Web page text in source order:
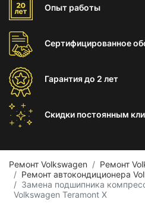
Опыт работы
Сертифицированное
Гарантиядо 2 лет
Скидки постоянным
Ремонт Volkswagen
Ремонт
Ремонт автокондиционера
Замена подшипника
Volkswagen Teramont X